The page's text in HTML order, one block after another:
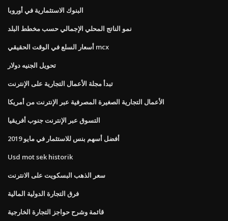
البنوك الاستثمارية في أوروبا
نمو الناتج المحلي الإجمالي حسب مخطط البلد
أسعار السلع في الوقت الحقيقي mcx
تحويل الجنيه دولار
تبدأ مجلة الأعمال التجارية على الإنترنت
الأعمال التجارية الصغيرة المصرفية عبر الإنترنت من أمريكا
التسوق عبر الإنترنت جنوب أفريقيا
أفضل أسهم بنس للاستثمار في مايو 2019
Usd mot sek historik
سعر الذهب البسكويت على الانترنت
فرق التجارة الدولية المالية
قائمة وشرح حواجز التجارة الخارجية